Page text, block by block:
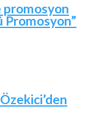
promosyon
Promosyon”